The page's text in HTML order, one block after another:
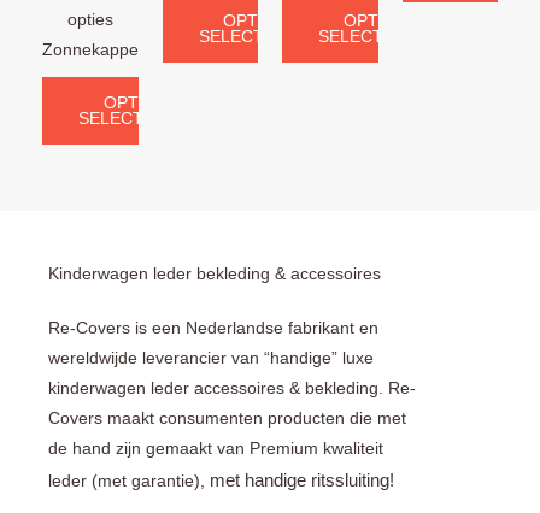
opties
Zonnekappen:...
OPTIES
SELECTEREN
OPTIES
SELECTEREN
OPTIES
SELECTEREN
Kinderwagen leder bekleding & accessoires
Re-Covers is een Nederlandse fabrikant en
wereldwijde leverancier van “handige” luxe
kinderwagen leder accessoires & bekleding. Re-
Covers maakt consumenten producten die met
de hand zijn gemaakt van Premium kwaliteit
leder (met garantie), met handige ritssluiting!